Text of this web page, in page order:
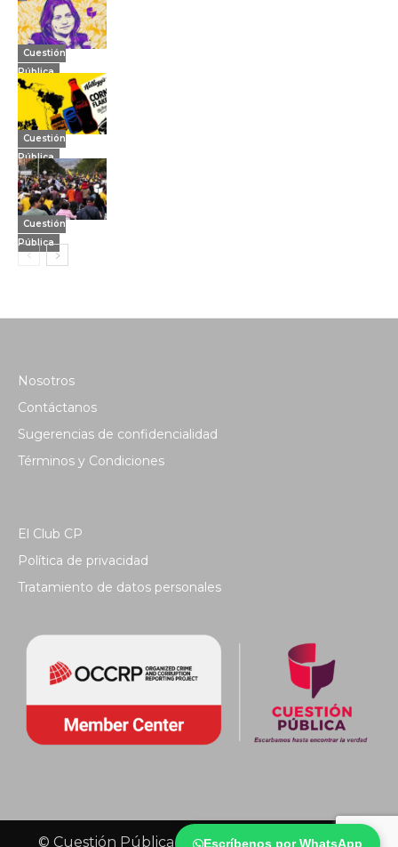
Escríbenos por WhatsApp
Cuestión
Pública
Cuestión
Pública
Cuestión
Pública
Nosotros
Contáctanos
Sugerencias de confidencialidad
Términos y Condiciones
El Club CP
Política de privacidad
Tratamiento de datos personales
© Cuestión Pública 2018 - Todos los derechos